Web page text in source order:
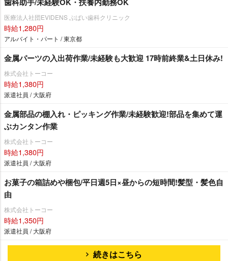
医療法人社団EVIDENS ぶばい歯科クリニック
時給1,280円
アルバイト・パート / 東京都
金属パーツの入出荷作業/未経験も大歓迎 17時前終業&土日休み!
株式会社トーコー
時給1,380円
派遣社員 / 大阪府
金属部品の棚入れ・ピッキング作業/未経験歓迎!部品を集めて運
ぶカンタン作業
株式会社トーコー
時給1,380円
派遣社員 / 大阪府
お菓子の箱詰めや梱包/平日週5日×昼からの短時間!髪型・髪色自
由
株式会社トーコー
時給1,350円
派遣社員 / 大阪府
続きはこちら